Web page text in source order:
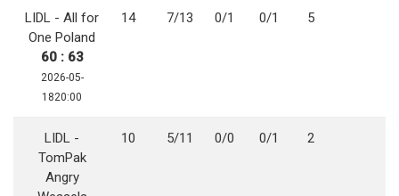
LIDL - All for
One Poland
60 : 63
2026-05-
1820:00
14 7/13 0/1 0/1 5
LIDL -
TomPak
Angry
10 5/11 0/0 0/1 2